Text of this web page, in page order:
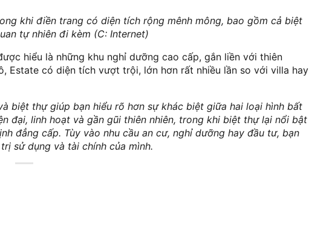
khi điền trang có diện tích rộng mênh mông, bao gồm cả biệt
tự nhiên đi kèm (C: Internet)
hiểu là những khu nghỉ dưỡng cao cấp, gắn liền với thiên
Estate có diện tích vượt trội, lớn hơn rất nhiều lần so với villa hay
biệt thự giúp bạn hiểu rõ hơn sự khác biệt giữa hai loại hình bất
đại, linh hoạt và gần gũi thiên nhiên, trong khi biệt thự lại nổi bật
đẳng cấp. Tùy vào nhu cầu an cư, nghỉ dưỡng hay đầu tư, bạn
sử dụng và tài chính của mình.